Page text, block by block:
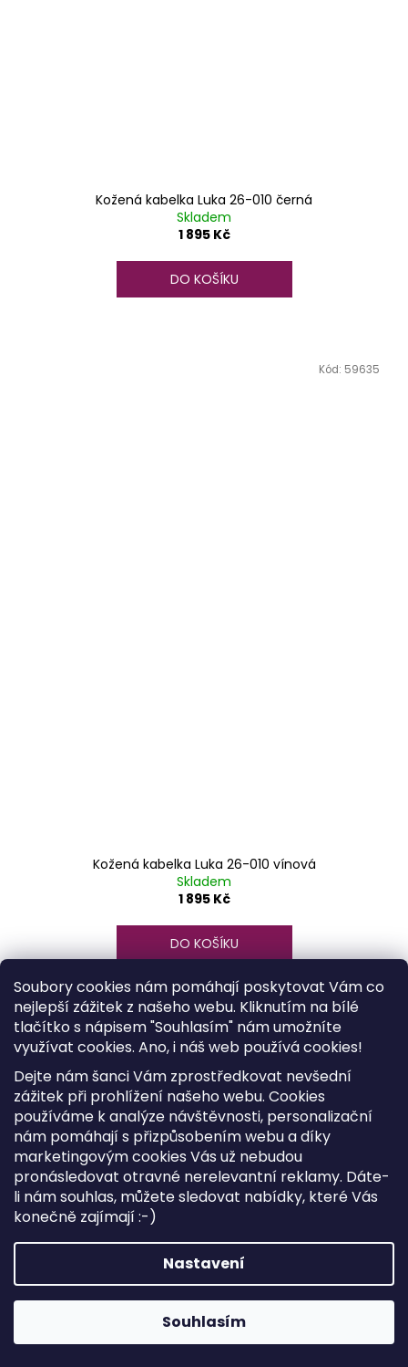
Soubory cookies nám pomáhají poskytovat Vám co
nejlepší zážitek z našeho webu. Kliknutím na bílé
tlačítko s nápisem "Souhlasím" nám umožníte
využívat cookies. Ano, i náš web používá cookies!
Dejte nám šanci Vám zprostředkovat nevšední
zážitek při prohlížení našeho webu. Cookies
používáme k analýze návštěvnosti, personalizační
nám pomáhají s přizpůsobením webu a díky
marketingovým cookies Vás už nebudou
pronásledovat otravné nerelevantní reklamy. Dáte-
li nám souhlas, můžete sledovat nabídky, které Vás
konečně zajímají :-)
Nastavení
Souhlasím
Kožená kabelka Luka 26-010 černá
Skladem
1 895 Kč
DO KOŠÍKU
Kožená kabelka Luka 26-010 vínová
Skladem
1 895 Kč
DO KOŠÍKU
Kód: 59635
Kód: